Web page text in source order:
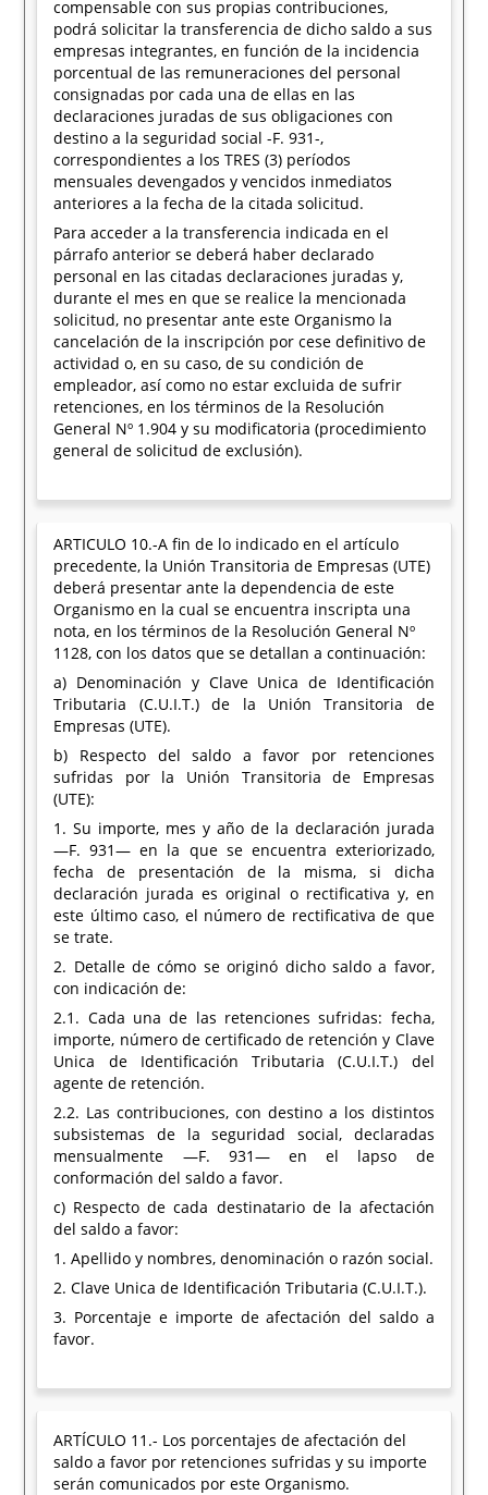
compensable con sus propias contribuciones,
podrá solicitar la transferencia de dicho saldo a sus
empresas integrantes, en función de la incidencia
porcentual de las remuneraciones del personal
consignadas por cada una de ellas en las
declaraciones juradas de sus obligaciones con
destino a la seguridad social -F. 931-,
correspondientes a los TRES (3) períodos
mensuales devengados y vencidos inmediatos
anteriores a la fecha de la citada solicitud.
Para acceder a la transferencia indicada en el
párrafo anterior se deberá haber declarado
personal en las citadas declaraciones juradas y,
durante el mes en que se realice la mencionada
solicitud, no presentar ante este Organismo la
cancelación de la inscripción por cese definitivo de
actividad o, en su caso, de su condición de
empleador, así como no estar excluida de sufrir
retenciones, en los términos de la Resolución
General Nº 1.904 y su modificatoria (procedimiento
general de solicitud de exclusión).
ARTICULO 10.-A fin de lo indicado en el artículo
precedente, la Unión Transitoria de Empresas (UTE)
deberá presentar ante la dependencia de este
Organismo en la cual se encuentra inscripta una
nota, en los términos de la Resolución General Nº
1128, con los datos que se detallan a continuación:
a) Denominación y Clave Unica de Identificación
Tributaria (C.U.I.T.) de la Unión Transitoria de
Empresas (UTE).
b) Respecto del saldo a favor por retenciones
sufridas por la Unión Transitoria de Empresas
(UTE):
1. Su importe, mes y año de la declaración jurada
—F. 931— en la que se encuentra exteriorizado,
fecha de presentación de la misma, si dicha
declaración jurada es original o rectificativa y, en
este último caso, el número de rectificativa de que
se trate.
2. Detalle de cómo se originó dicho saldo a favor,
con indicación de:
2.1. Cada una de las retenciones sufridas: fecha,
importe, número de certificado de retención y Clave
Unica de Identificación Tributaria (C.U.I.T.) del
agente de retención.
2.2. Las contribuciones, con destino a los distintos
subsistemas de la seguridad social, declaradas
mensualmente —F. 931— en el lapso de
conformación del saldo a favor.
c) Respecto de cada destinatario de la afectación
del saldo a favor:
1. Apellido y nombres, denominación o razón social.
2. Clave Unica de Identificación Tributaria (C.U.I.T.).
3. Porcentaje e importe de afectación del saldo a
favor.
ARTÍCULO 11.- Los porcentajes de afectación del
saldo a favor por retenciones sufridas y su importe
serán comunicados por este Organismo.